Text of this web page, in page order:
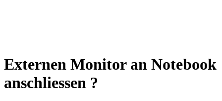
Externen Monitor an Notebook
anschliessen ?